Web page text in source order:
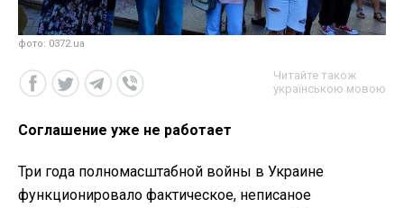
фото: 0372.ua
Читайте також
українською мовою
Соглашение уже не работает
Три года полномасштабной войны в Украине
функционировало фактическое, неписаное